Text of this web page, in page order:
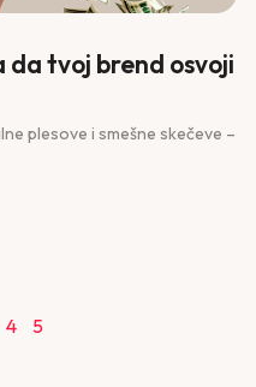
da tvoj brend osvoji
plesove i smešne skečeve –
4 5